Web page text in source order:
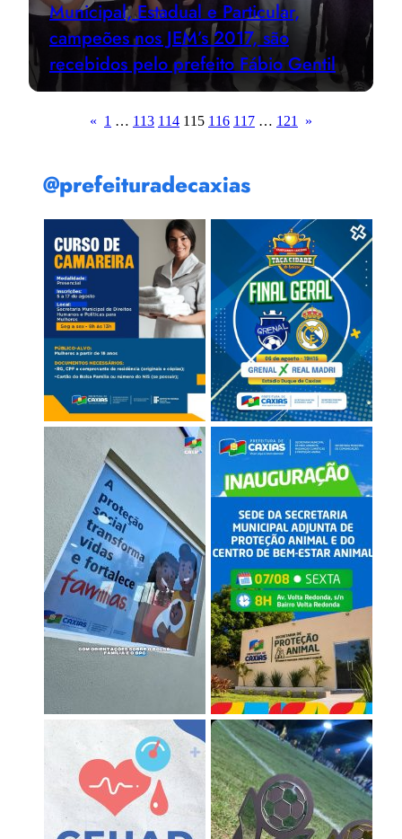
Municipal, Estadual e Particular,
campeões nos JEM’s 2017, são
recebidos pelo prefeito Fábio Gentil
« 1 … 113 114 115 116 117 … 121 »
@prefeituradecaxias